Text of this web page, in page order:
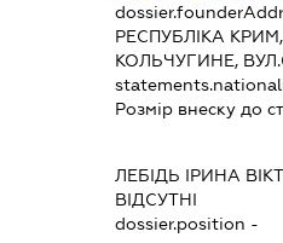
РЕСПУБЛІКА
КОЛЬЧУГИНЕ,
Розмір внеску до
ЛЕБІДЬ ІРИНА
ВІДСУТНІ
dossier.position -